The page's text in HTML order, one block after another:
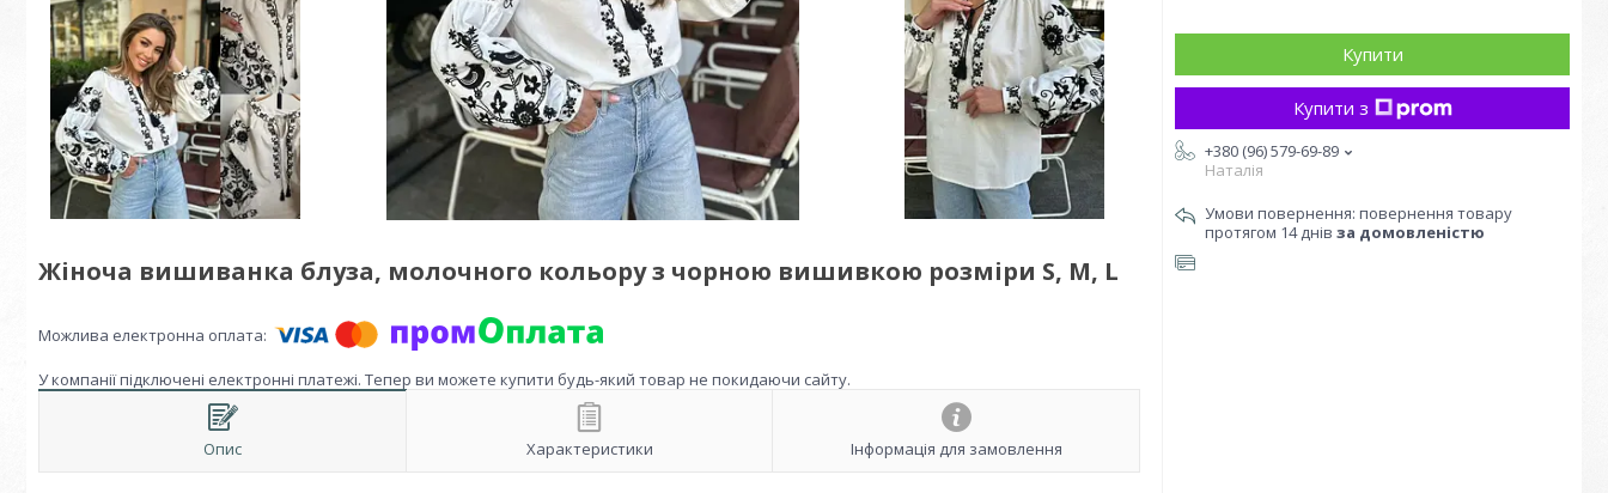
Жіноча вишиванка блуза, молочного кольору з чорною вишивкою розміри S, M, L
У компанії підключені електронні платежі. Тепер ви можете купити будь-який товар не покидаючи сайту.
Опис Характеристики Інформація для замовлення
Купити
Купити з
+380 (96) 579-69-89
Наталія
повернення товару
протягом 14 днів за домовленістю